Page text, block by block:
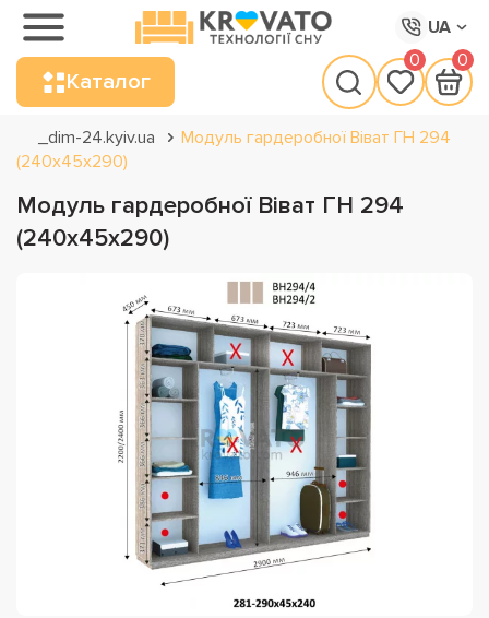
UA
Каталог
0 0
_dim-24.kyiv.ua
Модуль гардеробної Віват ГН 294
(240х45х290)
Модуль гардеробної Віват ГН 294
(240х45х290)